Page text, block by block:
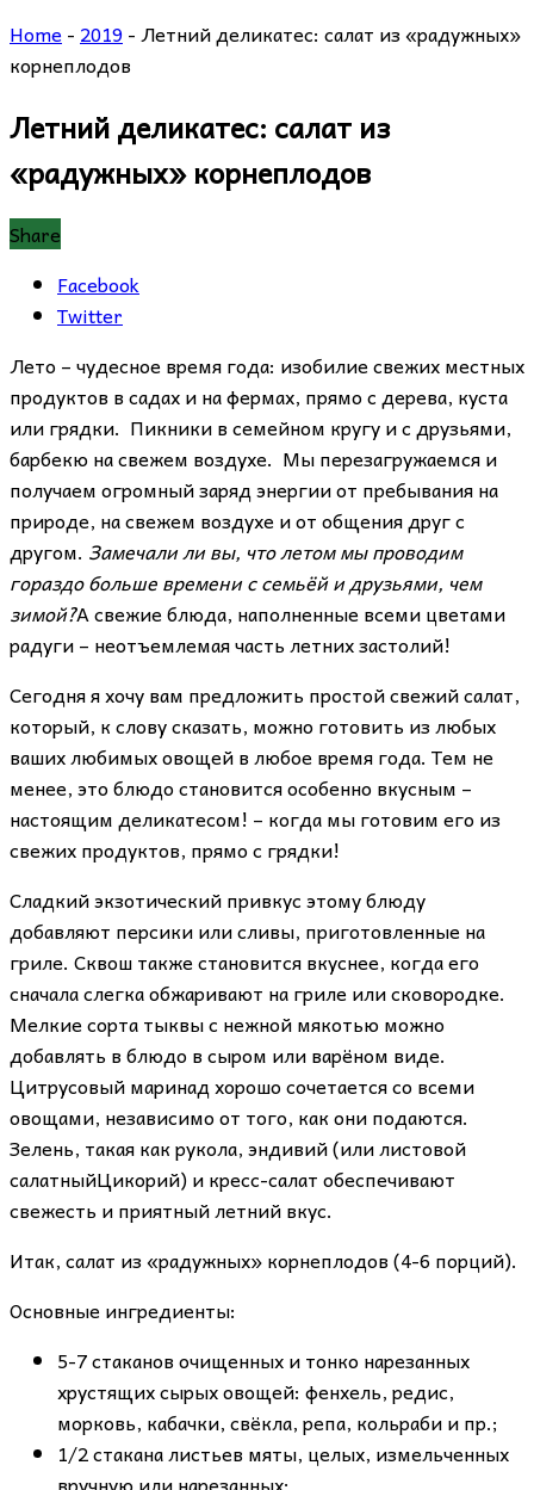
Home- 2019 -Летний деликатес: салат из «радужных»
корнеплодов
Летний деликатес: салат из
«радужных» корнеплодов
Share
Facebook
Twitter
Лето – чудесное время года: изобилие свежих местных
продуктов в садах и на фермах, прямо с дерева, куста
или грядки. Пикники в семейном кругу и с друзьями,
барбекю на свежем воздухе. Мы перезагружаемся и
получаем огромный заряд энергии от пребывания на
природе, на свежем воздухе и от общения друг с
другом. Замечали ли вы, что летом мы проводим
гораздо больше времени с семьёй и друзьями, чем
зимой?А свежие блюда, наполненные всеми цветами
радуги – неотъемлемая часть летних застолий!
Сегодня я хочу вам предложить простой свежий салат,
который, к слову сказать, можно готовить из любых
ваших любимых овощей в любое время года. Тем не
менее, это блюдо становится особенно вкусным –
настоящим деликатесом! – когда мы готовим его из
свежих продуктов, прямо с грядки!
Сладкий экзотический привкус этому блюду
добавляют персики или сливы, приготовленные на
гриле. Сквош также становится вкуснее, когда его
сначала слегка обжаривают на гриле или сковородке.
Мелкие сорта тыквы с нежной мякотью можно
добавлять в блюдо в сыром или варёном виде.
Цитрусовый маринад хорошо сочетается со всеми
овощами, независимо от того, как они подаются.
Зелень, такая как рукола, эндивий (или листовой
салатныйЦикорий) и кресс-салат обеспечивают
свежесть и приятный летний вкус.
Итак, салат из «радужных» корнеплодов (4-6 порций).
Основные ингредиенты:
5-7 стаканов очищенных и тонко нарезанных
хрустящих сырых овощей: фенхель, редис,
морковь, кабачки, свёкла, репа, кольраби и пр.;
1/2 стакана листьев мяты, целых, измельченных
вручную или нарезанных;